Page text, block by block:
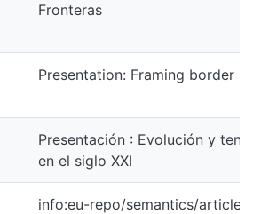
Fronteras
Presentation: Framing border
Presentación : Evolución y
en el siglo XXI
info:eu-repo/semantics/article